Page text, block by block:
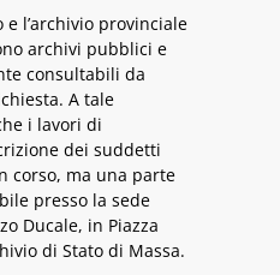
l’archivio provinciale
archivi pubblici e
consultabili da
A tale
i lavori di
dei suddetti
corso, ma una parte
presso la sede
Ducale, in Piazza
di Stato di Massa.